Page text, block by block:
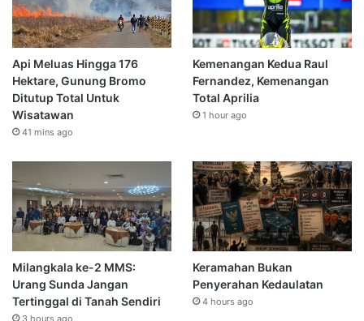
Api Meluas Hingga 176
Hektare, Gunung Bromo
Ditutup Total Untuk
Wisatawan
41 mins ago
Kemenangan Kedua Raul
Fernandez, Kemenangan
Total Aprilia
1 hour ago
Milangkala ke-2 MMS:
Urang Sunda Jangan
Tertinggal di Tanah Sendiri
3 hours ago
Keramahan Bukan
Penyerahan Kedaulatan
4 hours ago